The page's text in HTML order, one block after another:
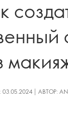
| АВТОР: